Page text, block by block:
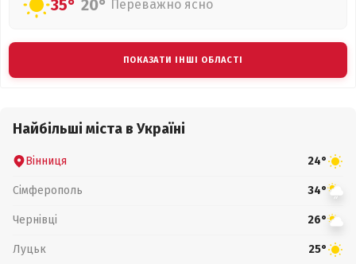
35° 20° Переважно ясно
ПОКАЗАТИ ІНШІ ОБЛАСТІ
Найбільші міста в Україні
Вінниця 24°
Сімферополь 34°
Чернівці 26°
Луцьк 25°